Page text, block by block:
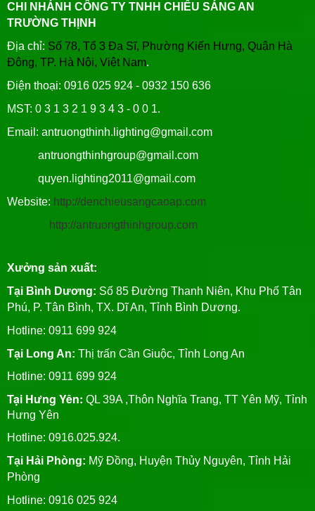
CHI NHÁNH CÔNG TY TNHH CHIẾU SÁNG AN
TRƯỜNG THỊNH
Địa chỉ: Số 78, Tổ 3 Đa Sĩ, Phường Kiến Hưng, Quận Hà
Đông, TP. Hà Nội, Việt Nam.
Điện thoại: 0916 025 924 - 0932 150 636
MST: 0 3 1 3 2 1 9 3 4 3 - 0 0 1.
Email: antruongthinh.lighting@gmail.com
antruongthinhgroup@gmail.com
quyen.lighting2011@gmail.com
Website: http://denchieusangcaoap.com
http://antruongthinhgroup.com
Xưởng sản xuất:
Tại Bình Dương: Số 85 Đường Thanh Niên, Khu Phố Tân
Phú, P. Tân Bình, TX. Dĩ An, Tỉnh Bình Dương.
Hotline: 0911 699 924
Tại Long An: Thị trấn Cần Giuộc, Tỉnh Long An
Hotline: 0911 699 924
Tại Hưng Yên: QL 39A ,Thôn Nghĩa Trang, TT Yên Mỹ, Tỉnh
Hưng Yên
Hotline: 0916.025.924.
Tại Hải Phòng: Mỹ Đồng, Huyện Thủy Nguyên, Tỉnh Hải
Phòng
Hotline: 0916 025 924